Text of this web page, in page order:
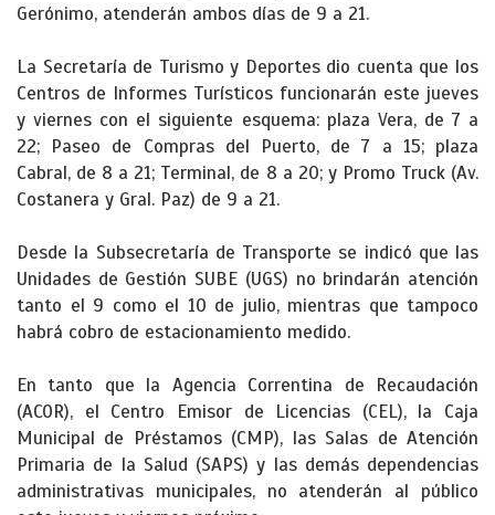
Gerónimo, atenderán ambos días de 9 a 21.
La Secretaría de Turismo y Deportes dio cuenta que los
Centros de Informes Turísticos funcionarán este jueves
y viernes con el siguiente esquema: plaza Vera, de 7 a
22; Paseo de Compras del Puerto, de 7 a 15; plaza
Cabral, de 8 a 21; Terminal, de 8 a 20; y Promo Truck (Av.
Costanera y Gral. Paz) de 9 a 21.
Desde la Subsecretaría de Transporte se indicó que las
Unidades de Gestión SUBE (UGS) no brindarán atención
tanto el 9 como el 10 de julio, mientras que tampoco
habrá cobro de estacionamiento medido.
En tanto que la Agencia Correntina de Recaudación
(ACOR), el Centro Emisor de Licencias (CEL), la Caja
Municipal de Préstamos (CMP), las Salas de Atención
Primaria de la Salud (SAPS) y las demás dependencias
administrativas municipales, no atenderán al público